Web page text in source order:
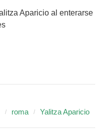
Aparicio al enterarse
roma Yalitza Aparicio